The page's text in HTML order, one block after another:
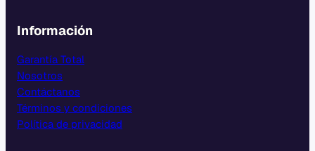
Información
Garantía Total
Nosotros
Contáctanos
Términos y condiciones
Política de privacidad